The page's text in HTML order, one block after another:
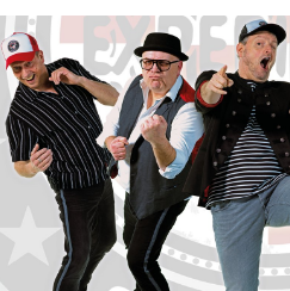
Agenda
Deals
Party pics
Nieuws, interviews & blogs
Eten
Drinken
Slapen